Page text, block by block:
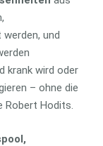
und
krank wird oder
– ohne die
Robert Hodits.